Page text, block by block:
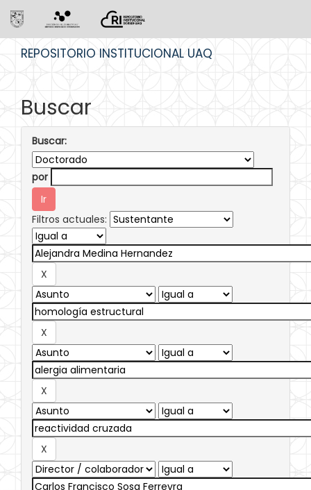
REPOSITORIO INSTITUCIONAL UAQ
Buscar
Buscar:
por
Filtros actuales: